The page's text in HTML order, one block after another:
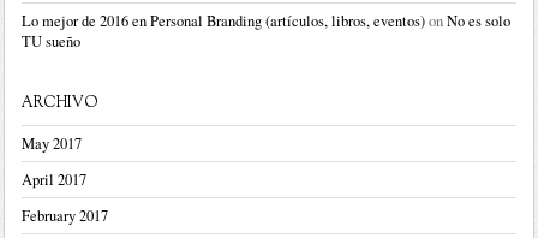
Lo mejor de 2016 en Personal Branding (artículos, libros, eventos)onNo es solo
TU sueño
ARCHIVO
May 2017
April 2017
February 2017